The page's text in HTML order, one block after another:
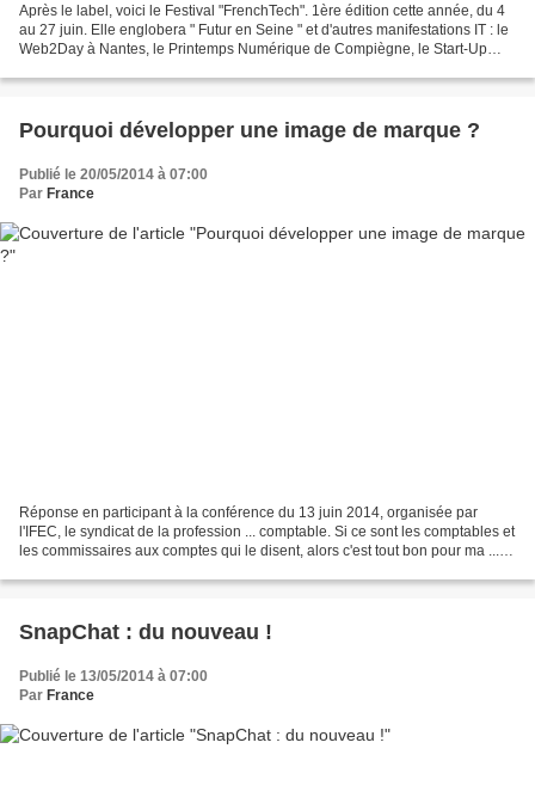
Après le label, voici le Festival "FrenchTech". 1ère édition cette année, du 4
au 27 juin. Elle englobera " Futur en Seine " et d'autres manifestations IT : le
Web2Day à Nantes, le Printemps Numérique de Compiègne, le Start-Up
Pourquoi développer une image de marque ?
Publié le 20/05/2014 à 07:00
Par France
Réponse en participant à la conférence du 13 juin 2014, organisée par
l'IFEC, le syndicat de la profession ... comptable. Si ce sont les comptables et
les commissaires aux comptes qui le disent, alors c'est tout bon pour ma ...
SnapChat : du nouveau !
Publié le 13/05/2014 à 07:00
Par France